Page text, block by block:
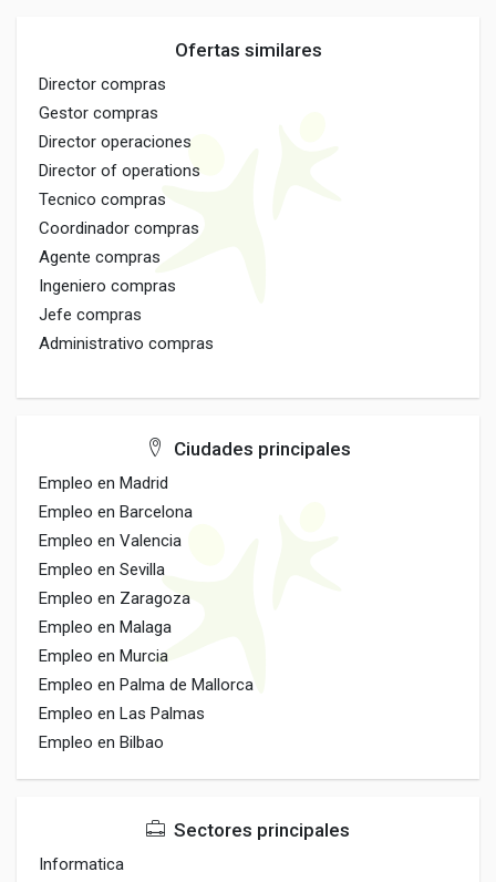
Ofertas similares
Director compras
Gestor compras
Director operaciones
Director of operations
Tecnico compras
Coordinador compras
Agente compras
Ingeniero compras
Jefe compras
Administrativo compras
Ciudades principales
Empleo en Madrid
Empleo en Barcelona
Empleo en Valencia
Empleo en Sevilla
Empleo en Zaragoza
Empleo en Malaga
Empleo en Murcia
Empleo en Palma de Mallorca
Empleo en Las Palmas
Empleo en Bilbao
Sectores principales
Informatica